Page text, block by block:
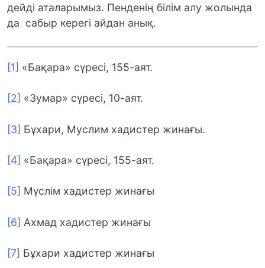
дейді аталарымыз. Пенденің білім алу жолында
да сабыр керегі айдан анық.
[1] «Бақара» сүресі, 155-аят.
[2] «Зумар» сүресі, 10-аят.
[3] Бұхари, Муслим хадистер жинағы.
[4] «Бақара» сүресі, 155-аят.
[5] Мүслім хадистер жинағы
[6] Ахмад хадистер жинағы
[7] Бұхари хадистер жинағы